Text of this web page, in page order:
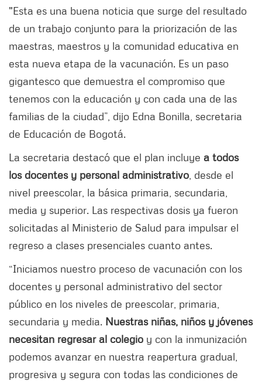
"Esta es una buena noticia que surge del resultado
de un trabajo conjunto para la priorización de las
maestras, maestros y la comunidad educativa en
esta nueva etapa de la vacunación. Es un paso
gigantesco que demuestra el compromiso que
tenemos con la educación y con cada una de las
familias de la ciudad”, dijo Edna Bonilla, secretaria
de Educación de Bogotá.
La secretaria destacó que el plan incluye a todos
los docentes y personal administrativo , desde el
nivel preescolar, la básica primaria, secundaria,
media y superior. Las respectivas dosis ya fueron
solicitadas al Ministerio de Salud para impulsar el
regreso a clases presenciales cuanto antes.
“Iniciamos nuestro proceso de vacunación con los
docentes y personal administrativo del sector
público en los niveles de preescolar, primaria,
secundaria y media. Nuestras niñas, niños y jóvenes
necesitan regresar al colegio y con la inmunización
podemos avanzar en nuestra reapertura gradual,
progresiva y segura con todas las condiciones de